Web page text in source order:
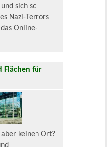
sich so
Nazi-Terrors
Online-
Flächen für
aber keinen Ort?